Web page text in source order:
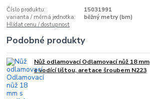
Číslo produktu:
15031991
varianta / měrná jednotka:
běžný metry (bm)
Hlídat cenu / dostupnost
Podobné produkty
Nůž odlamovací Odlamovací nůž 18 mm
s vodící lištou, aretace šroubem N223